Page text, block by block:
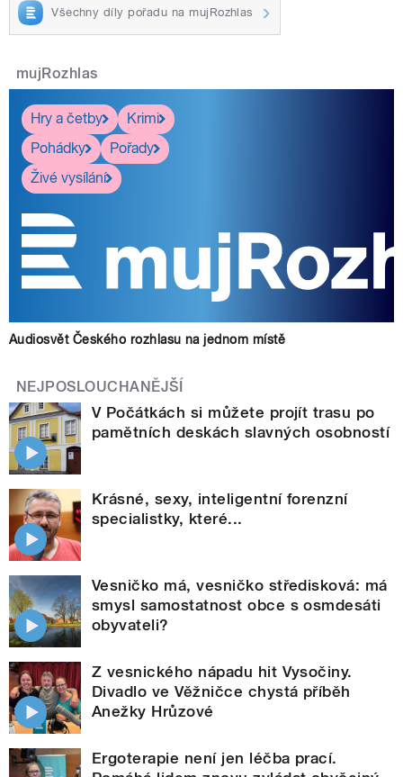
Všechny díly pořadu na mujRozhlas
mujRozhlas
Hry a četby
Krimi
Pohádky
Pořady
Živé vysílání
Audiosvět Českého rozhlasu na jednom místě
NEJPOSLOUCHANĚJŠÍ
V Počátkách si můžete projít trasu po
pamětních deskách slavných osobností
Krásné, sexy, inteligentní forenzní
specialistky, které...
Vesničko má, vesničko středisková: má
smysl samostatnost obce s osmdesáti
obyvateli?
Z vesnického nápadu hit Vysočiny.
Divadlo ve Věžničce chystá příběh
Anežky Hrůzové
Ergoterapie není jen léčba prací.